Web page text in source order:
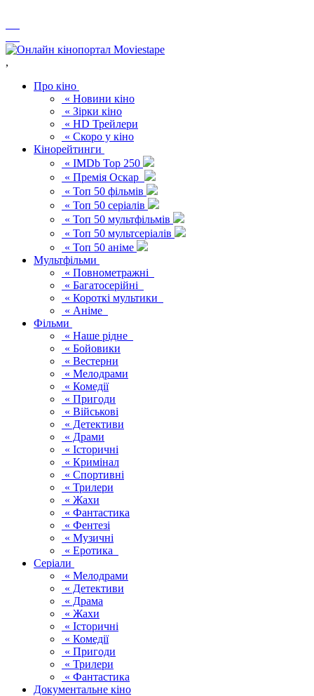
,
Про кіно
« Новини кіно
« Зірки кіно
« HD Трейлери
« Скоро у кіно
Кінорейтинги
« IMDb Top 250
« Премія Оскар
« Топ 50 фільмів
« Топ 50 серіалів
« Топ 50 мультфільмів
« Топ 50 мультсеріалів
« Топ 50 аніме
Мультфільми
« Повнометражні
« Багатосерійні
« Короткі мультики
« Аніме
Фільми
« Наше рідне
« Бойовики
« Вестерни
« Мелодрами
« Комедії
« Пригоди
« Військові
« Детективи
« Драми
« Історичні
« Кримінал
« Спортивні
« Трилери
« Жахи
« Фантастика
« Фентезі
« Музичні
« Еротика
Серіали
« Мелодрами
« Детективи
« Драма
« Жахи
« Історичні
« Комедії
« Пригоди
« Трилери
« Фантастика
Документальне кіно